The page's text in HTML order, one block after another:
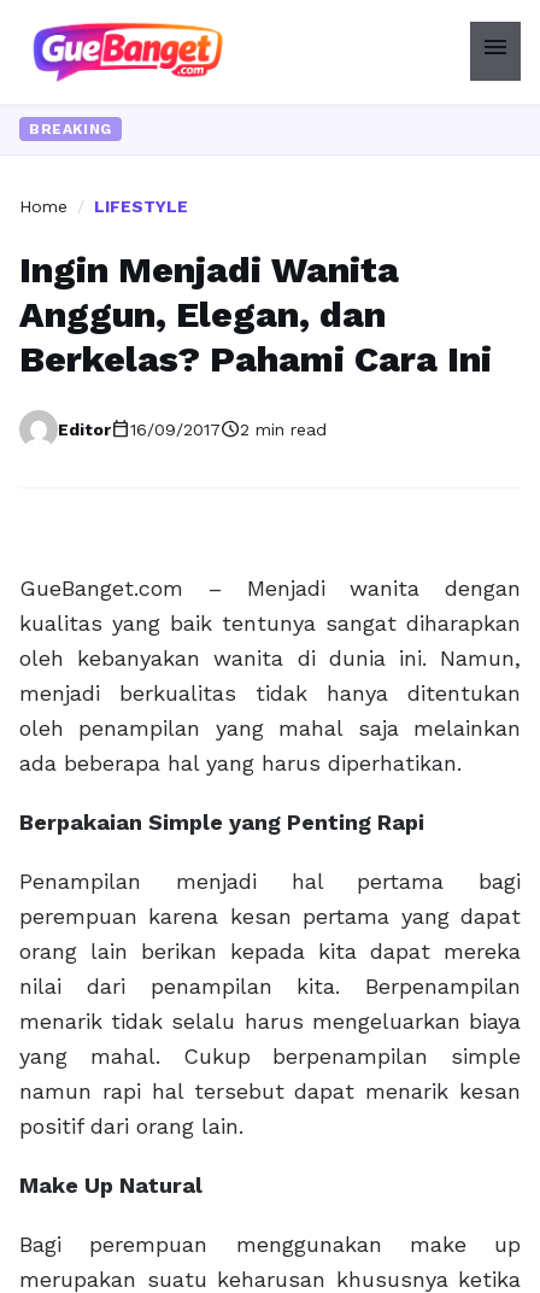
menu
BREAKING
Home / LIFESTYLE
Ingin Menjadi Wanita
Anggun, Elegan, dan
Berkelas? Pahami Cara Ini
Editorcalendar_today16/09/2017schedule2 min read
GueBanget.com – Menjadi wanita dengan
kualitas yang baik tentunya sangat diharapkan
oleh kebanyakan wanita di dunia ini. Namun,
menjadi berkualitas tidak hanya ditentukan
oleh penampilan yang mahal saja melainkan
ada beberapa hal yang harus diperhatikan.
Berpakaian Simple yang Penting Rapi
Penampilan menjadi hal pertama bagi
perempuan karena kesan pertama yang dapat
orang lain berikan kepada kita dapat mereka
nilai dari penampilan kita. Berpenampilan
menarik tidak selalu harus mengeluarkan biaya
yang mahal. Cukup berpenampilan simple
namun rapi hal tersebut dapat menarik kesan
positif dari orang lain.
Make Up Natural
Bagi perempuan menggunakan make up
merupakan suatu keharusan khususnya ketika